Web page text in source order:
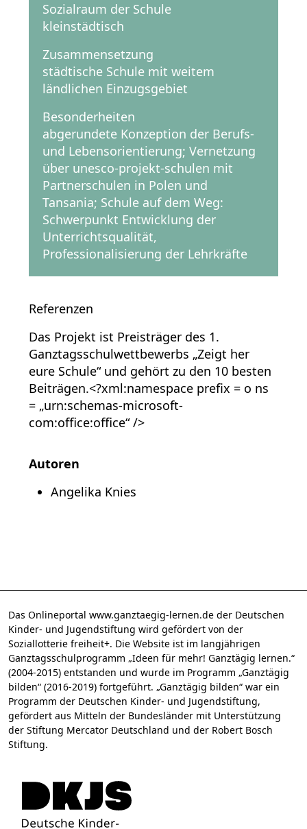
Sozialraum der Schule
kleinstädtisch
Zusammensetzung
städtische Schule mit weitem
ländlichen Einzugsgebiet
Besonderheiten
abgerundete Konzeption der Berufs-
und Lebensorientierung; Vernetzung
über unesco-projekt-schulen mit
Partnerschulen in Polen und
Tansania; Schule auf dem Weg:
Schwerpunkt Entwicklung der
Unterrichtsqualität,
Professionalisierung der Lehrkräfte
Referenzen
Das Projekt ist Preisträger des 1.
Ganztagsschulwettbewerbs „Zeigt her
eure Schule“ und gehört zu den 10 besten
Beiträgen.<?xml:namespace prefix = o ns
= „urn:schemas-microsoft-
com:office:office“ />
Autoren
Angelika Knies
Das Onlineportal www.ganztaegig-lernen.de der Deutschen
Kinder- und Jugendstiftung wird gefördert von der
Soziallotterie freiheit+. Die Website ist im langjährigen
Ganztagsschulprogramm „Ideen für mehr! Ganztägig lernen.“
(2004-2015) entstanden und wurde im Programm „Ganztägig
bilden“ (2016-2019) fortgeführt. „Ganztägig bilden“ war ein
Programm der Deutschen Kinder- und Jugendstiftung,
gefördert aus Mitteln der Bundesländer mit Unterstützung
der Stiftung Mercator Deutschland und der Robert Bosch
Stiftung.